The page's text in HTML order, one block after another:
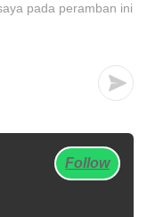
pada peramban ini
Follow